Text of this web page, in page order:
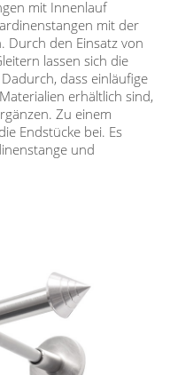
mit Innenlauf
mit der
Durch den Einsatz von
lassen sich die
dass einläufige
erhältlich sind,
Zu einem
Endstücke bei. Es
und